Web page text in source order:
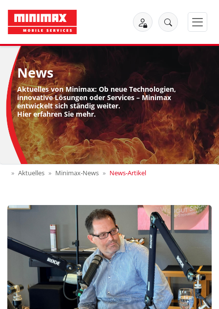
News
Aktuelles von Minimax: Ob neue Technologien,
innovative Lösungen oder Services – Minimax
entwickelt sich ständig weiter.
Hier erfahren Sie mehr.
Aktuelles Minimax-News News-Artikel